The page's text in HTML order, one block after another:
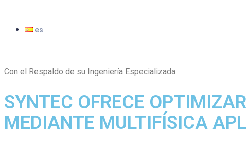
Con el Respaldo de su Ingeniería Especializada:
SYNTEC OFRECE
MEDIANTE MULTIFÍSICA